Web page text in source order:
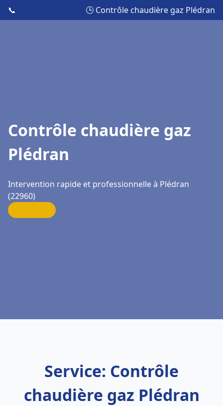
📞 🕒 Contrôle chaudière gaz Plédran
Contrôle chaudière gaz
Plédran
Intervention rapide et professionnelle à Plédran
(22960)
Service: Contrôle
chaudière gaz Plédran